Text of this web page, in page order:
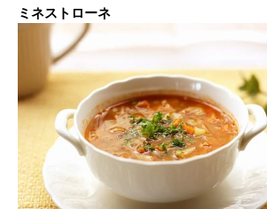
ミネストローネ